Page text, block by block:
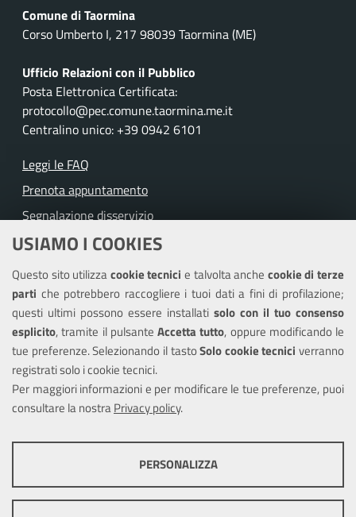
USIAMO I COOKIES
Questo sito utilizzacookie tecnicie talvolta anche cookie di terze
parti che potrebbero raccogliere i tuoi dati a fini di profilazione;
questi ultimi possono essere installati solo con il tuo consenso
esplicito, tramite il pulsante Accetta tutto, oppure modificando le
tue preferenze. Selezionando il tastoSolo cookie tecnici verranno
registrati solo i cookie tecnici.
Per maggiori informazioni e per modificare le tue preferenze, puoi
consultare la nostraPrivacy policy.
PERSONALIZZA
Comune di Taormina
Corso Umberto I, 217 98039 Taormina (ME)
Ufficio Relazioni con il Pubblico
Posta Elettronica Certificata:
protocollo@pec.comune.taormina.me.it
Centralino unico: +39 0942 6101
Leggi le FAQ
Prenota appuntamento
Segnalazione disservizio
Richiesta assistenza
Amministrazione trasparente
Informativa privacy
Note legali
Piano di miglioramento del sito
Dichiarazione di accessibilità